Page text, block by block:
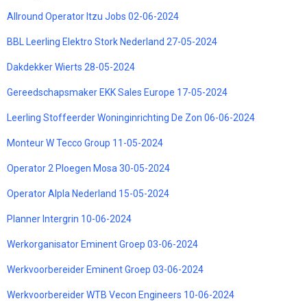
Allround Operator Itzu Jobs 02-06-2024
BBL Leerling Elektro Stork Nederland 27-05-2024
Dakdekker Wierts 28-05-2024
Gereedschapsmaker EKK Sales Europe 17-05-2024
Leerling Stoffeerder Woninginrichting De Zon 06-06-2024
Monteur W Tecco Group 11-05-2024
Operator 2 Ploegen Mosa 30-05-2024
Operator Alpla Nederland 15-05-2024
Planner Intergrin 10-06-2024
Werkorganisator Eminent Groep 03-06-2024
Werkvoorbereider Eminent Groep 03-06-2024
Werkvoorbereider WTB Vecon Engineers 10-06-2024